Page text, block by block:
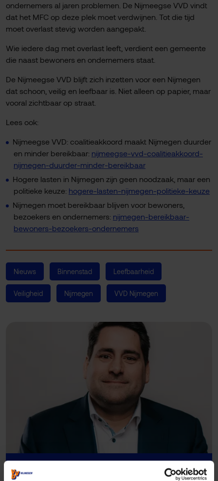
ondernemers al jaren problemen. De Nijmeegse VVD vindt
dat het MFC op deze plek moet verdwijnen. Tot die tijd
moet overlast stevig worden aangepakt.
Wie iedere dag met overlast leeft, verdient een gemeente
die naast bewoners en ondernemers staat.
De Nijmeegse VVD blijft zich inzetten voor een Nijmegen
dat schoon, veilig en leefbaar is. Niet alleen op papier, maar
vooral zichtbaar op straat.
Lees ook:
Nijmeegse VVD: coalitieakkoord maakt Nijmegen duurder
en minder bereikbaar: nijmeegse-vvd-coalitieakkoord-
nijmegen-duurder-minder-bereikbaar
Hogere lasten in Nijmegen zijn geen noodzaak, maar een
politieke keuze: hogere-lasten-nijmegen-politieke-keuze
Nijmegen moet bereikbaar blijven voor bewoners,
bezoekers en ondernemers: nijmegen-bereikbaar-
bewoners-bezoekers-ondernemers
Nieuws Binnenstad Leefbaarheid
Veiligheid Nijmegen VVD Nijmegen
Meer weten over dit